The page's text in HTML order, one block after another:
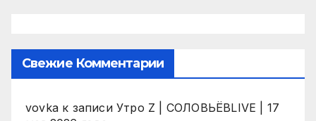
Свежие Комментарии
vovka к записи Утро Z | СОЛОВЬЁВLIVE | 17